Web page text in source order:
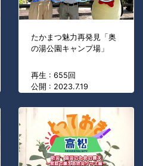
たかまつ魅力再発見「奥
の湯公園キャンプ場」
再生 : 655回
公開 : 2023.7.19